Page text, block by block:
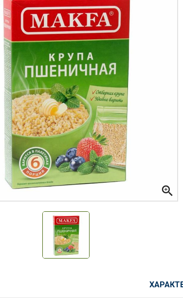
П. Ольга Кузяева
Лежу в больнице, сделала заказ, все
привезли раньше назначенного
времени. Курьер Анвар, спасибо ему!
